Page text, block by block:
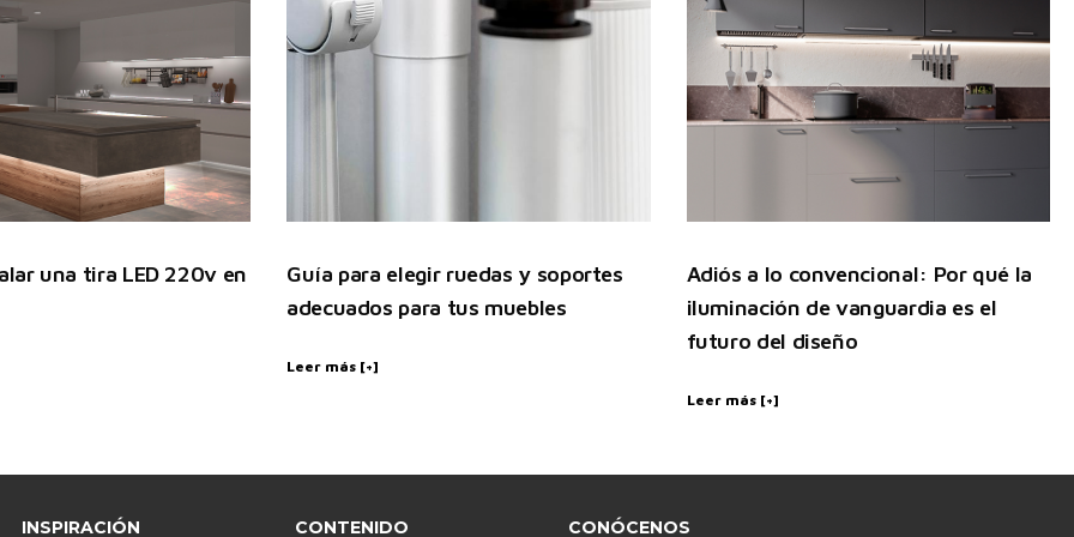
una tira LED 220v en
Guía para elegir ruedas y soportes
adecuados para tus muebles
Leer más [+]
Adiós a lo convencional: Por qué la
iluminación de vanguardia es el
futuro del diseño
Leer más [+]
INSPIRACIÓN CONTENIDO CONÓCENOS